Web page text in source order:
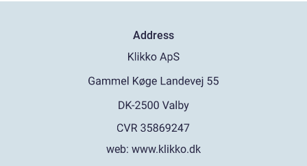
Address
web: www.klikko.dk